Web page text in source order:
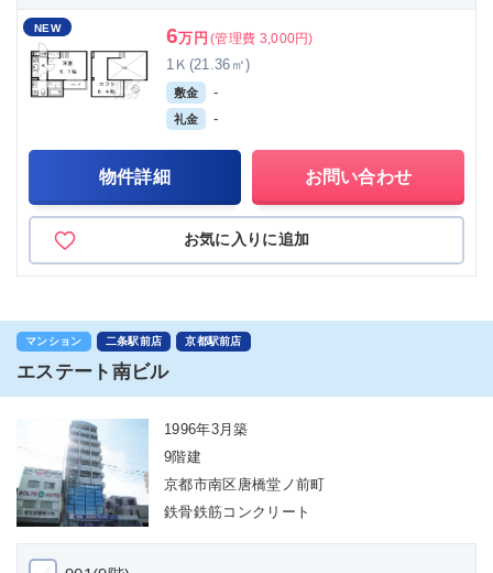
NEW 6万円 (管理費 3,000円)
1Ｋ(21.36㎡)
敷金 -
礼金 -
物件詳細 お問い合わせ
お気に入りに追加
マンション 二条駅前店 京都駅前店
エステート南ビル
1996年3月築
9階建
京都市南区唐橋堂ノ前町
鉄骨鉄筋コンクリート